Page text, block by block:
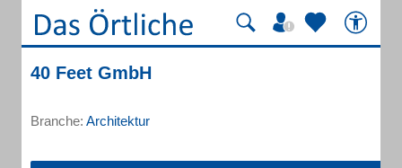
40 Feet GmbH
Branche: Architektur